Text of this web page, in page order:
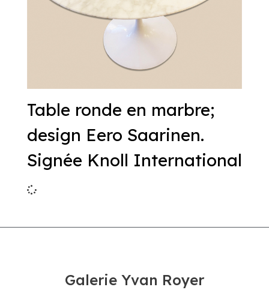
Table ronde en marbre;
design Eero Saarinen.
Signée Knoll International
Galerie Yvan Royer